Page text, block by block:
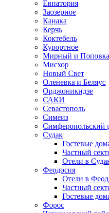
Евпатория
Заозерное
Канака
Керчь
Коктебель
Курортное
Мирный и Поповка
Мисхор
Новый Свет
Оленевка и Беляус
Орджоникидзе
САКИ
Севастополь
Симеиз
Симферопольский
Судак
Гостевые
Частный
Отели в
Феодосия
Отели в
Частный
Гостевые
Форос